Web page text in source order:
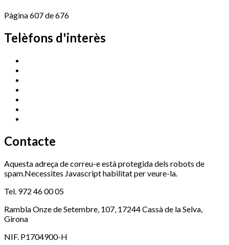
Pàgina 607 de 676
Telèfons d'interès
Contacte
Aquesta adreça de correu-e està protegida dels robots de
spam.Necessites Javascript habilitat per veure-la.
Tel. 972 46 00 05
Rambla Onze de Setembre, 107, 17244 Cassà de la Selva,
Girona
NIF. P1704900-H